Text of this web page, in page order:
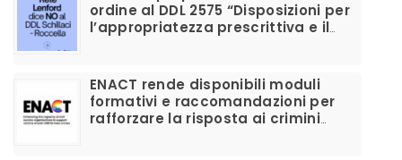
ordine al DDL 2575 “Disposizioni per
l’appropriatezza prescrittiva e il
ENACT rende disponibili moduli
formativi e raccomandazioni per
rafforzare la risposta ai crimini